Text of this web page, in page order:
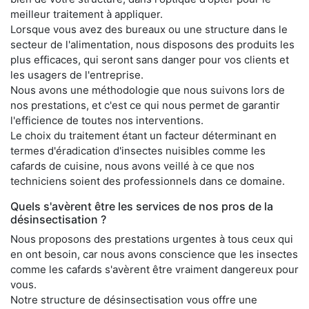
meilleur traitement à appliquer.
Lorsque vous avez des bureaux ou une structure dans le
secteur de l'alimentation, nous disposons des produits les
plus efficaces, qui seront sans danger pour vos clients et
les usagers de l'entreprise.
Nous avons une méthodologie que nous suivons lors de
nos prestations, et c'est ce qui nous permet de garantir
l'efficience de toutes nos interventions.
Le choix du traitement étant un facteur déterminant en
termes d'éradication d'insectes nuisibles comme les
cafards de cuisine, nous avons veillé à ce que nos
techniciens soient des professionnels dans ce domaine.
Quels s'avèrent être les services de nos pros de la
désinsectisation ?
Nous proposons des prestations urgentes à tous ceux qui
en ont besoin, car nous avons conscience que les insectes
comme les cafards s'avèrent être vraiment dangereux pour
vous.
Notre structure de désinsectisation vous offre une